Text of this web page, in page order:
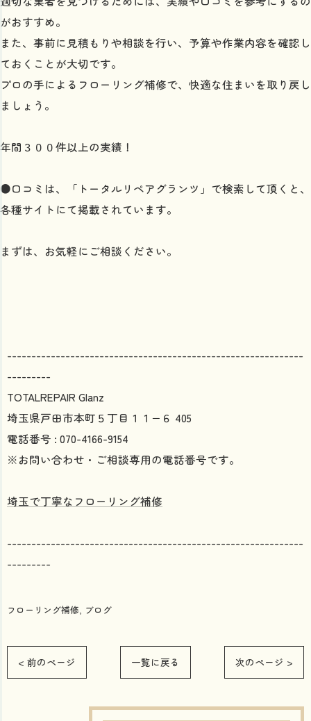
がおすすめ。
また、事前に見積もりや相談を行い、予算や作業内容を確認し
ておくことが大切です。
プロの手によるフローリング補修で、快適な住まいを取り戻し
ましょう。
年間３００件以上の実績！
●口コミは、「トータルリペアグランツ」で検索して頂くと、
各種サイトにて掲載されています。
まずは、お気軽にご相談ください。
-------------------------------------------------------------
---------
TOTALREPAIR Glanz
埼玉県戸田市本町５丁目１１−６ 405
電話番号 : 070-4166-9154
※お問い合わせ・ご相談専用の電話番号です。
埼玉で丁寧なフローリング補修
-------------------------------------------------------------
---------
フローリング補修 ブログ
< 前のページ 一覧に戻る 次のページ >